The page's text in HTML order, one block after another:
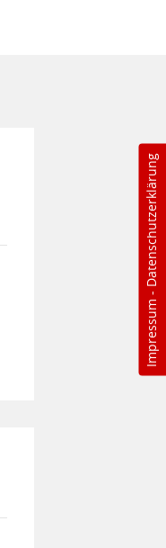
Impressum
-
Datenschutzerklärung